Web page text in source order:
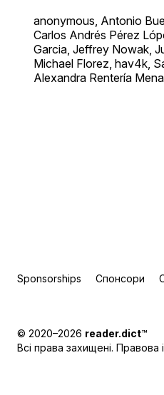
anonymous, Antonio
Carlos Andrés Pérez
Garcia, Jeffrey Nowak,
Michael Florez, hav4k,
Alexandra Rentería Mena
Sponsorships Спонсори
© 2020–2026 reader.dict™
Всі права захищені. Правова